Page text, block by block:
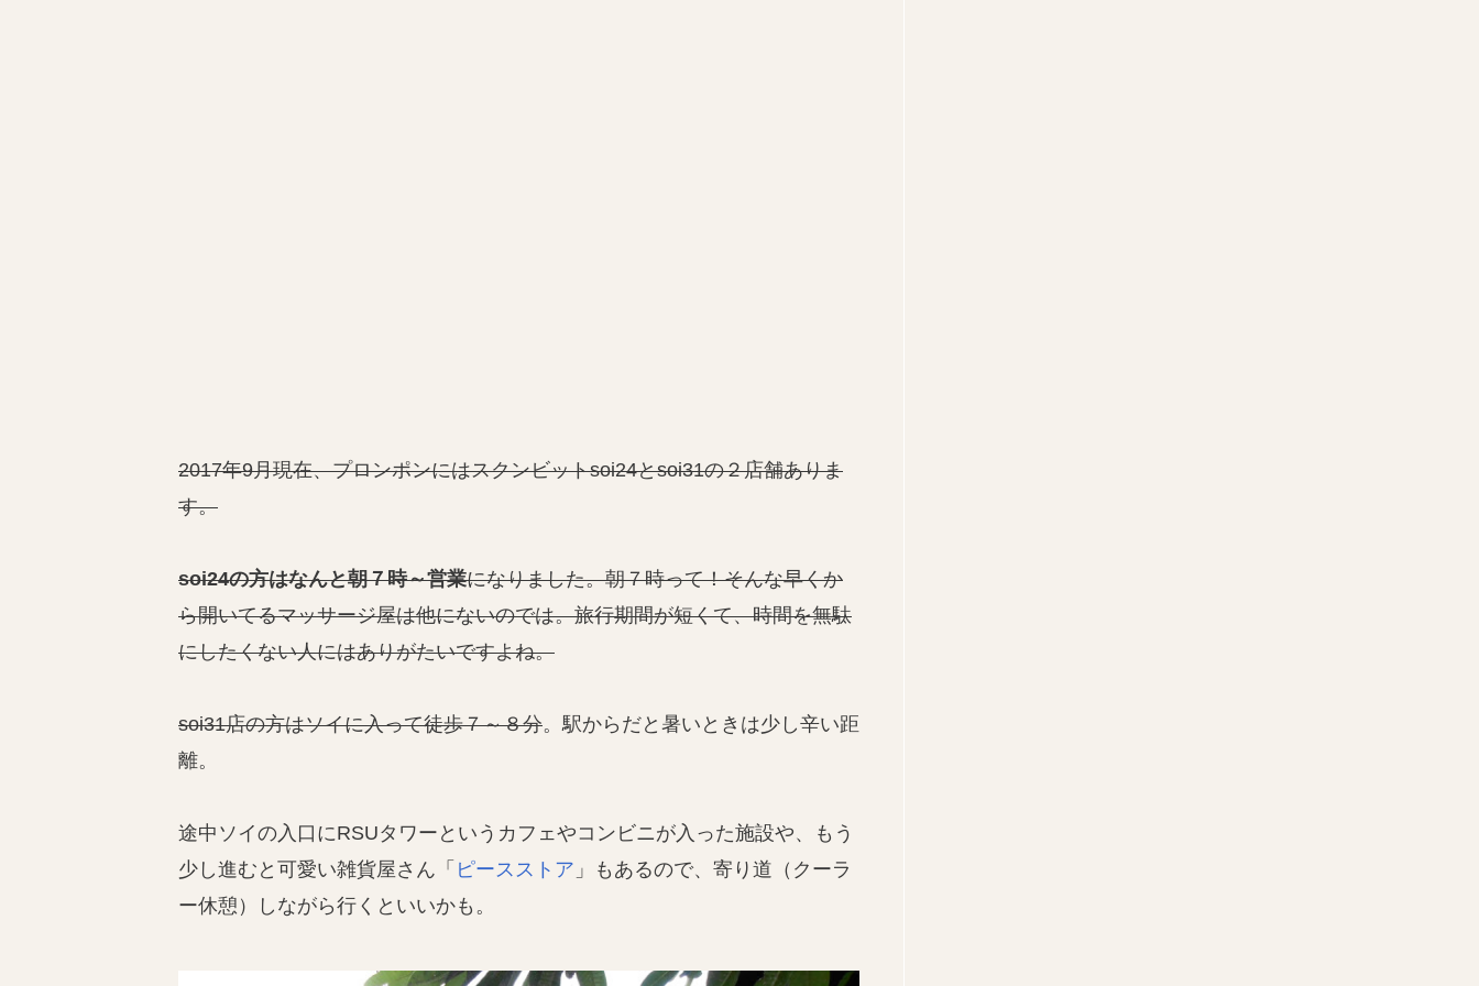
2017年9月現在、プロンポンにはスクンビットsoi24とsoi31の２店舗ありま
す。
soi24の方はなんと朝７時～営業になりました。朝７時って！そんな早くか
ら開いてるマッサージ屋は他にないのでは。旅行期間が短くて、時間を無駄
にしたくない人にはありがたいですよね。
soi31店の方はソイに入って徒歩７～８分。駅からだと暑いときは少し辛い距
離。
途中ソイの入口にRSUタワーというカフェやコンビニが入った施設や、もう
少し進むと可愛い雑貨屋さん「 ピースストア 」もあるので、寄り道（クーラ
ー休憩）しながら行くといいかも。